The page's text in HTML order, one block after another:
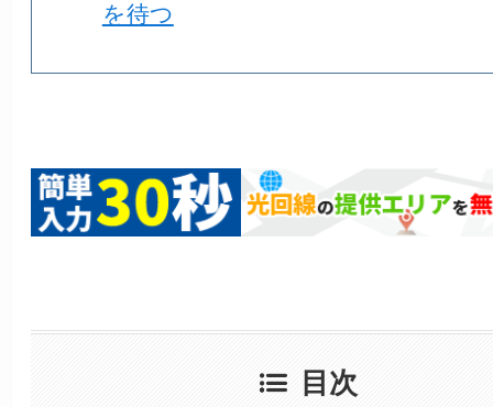
を待つ
目次